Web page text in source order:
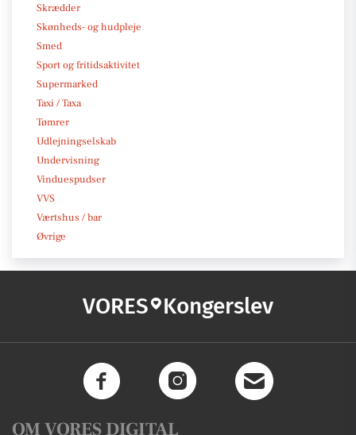
Skrædder
Skønheds- og hudpleje
Smed
Sport og fritidsaktivitet
Supermarked
Taxi / Taxa
Tømrer
Udlejningselskab
Undervisning
Vinduespudser
VVS
Værtshus / bar
Øvrige
VORES Kongerslev
OM VORES DIGITAL